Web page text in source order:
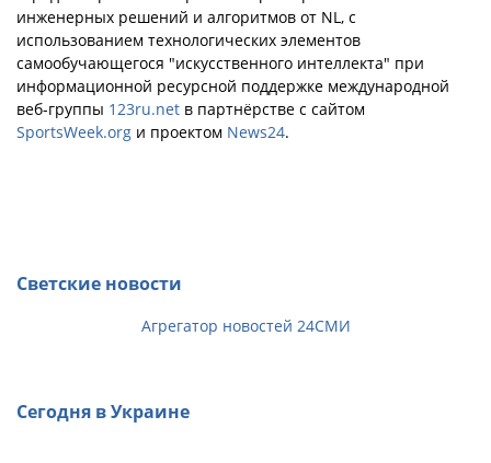
инженерных решений и алгоритмов от NL, с
использованием технологических элементов
самообучающегося "искусственного интеллекта" при
информационной ресурсной поддержке международной
веб-группы 123ru.net в партнёрстве с сайтом
SportsWeek.org и проектом News24.
Светские новости
Агрегатор новостей 24СМИ
Сегодня в Украине